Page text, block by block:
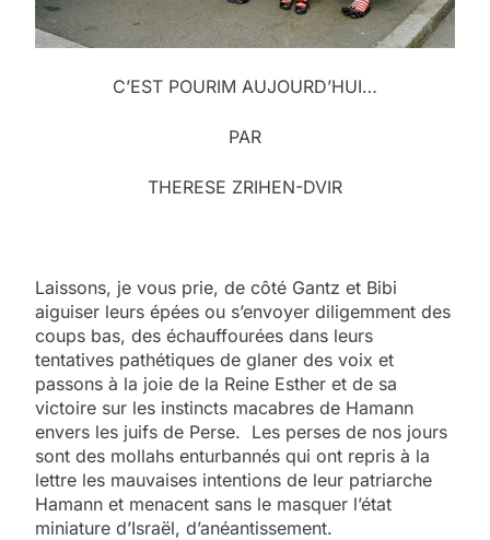
C’EST POURIM AUJOURD’HUI…
PAR
THERESE ZRIHEN-DVIR
Laissons, je vous prie, de côté Gantz et Bibi
aiguiser leurs épées ou s’envoyer diligemment des
coups bas, des échauffourées dans leurs
tentatives pathétiques de glaner des voix et
passons à la joie de la Reine Esther et de sa
victoire sur les instincts macabres de Hamann
envers les juifs de Perse. Les perses de nos jours
sont des mollahs enturbannés qui ont repris à la
lettre les mauvaises intentions de leur patriarche
Hamann et menacent sans le masquer l’état
miniature d’Israël, d’anéantissement.